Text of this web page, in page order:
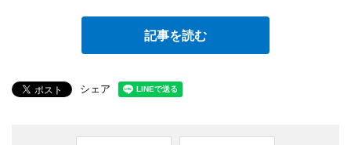
記事を読む
シェア